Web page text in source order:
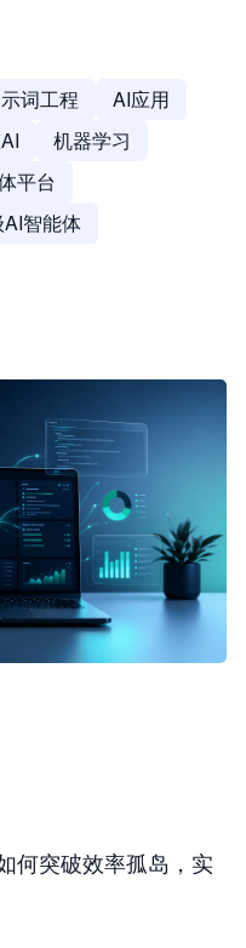
词工程
AI应用
机器学习
平台
智能体
台
何突破效率孤岛，实